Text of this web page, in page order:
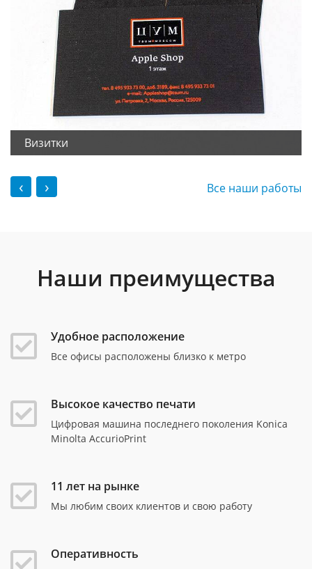
Визитки
‹ › Все наши работы
Наши преимущества
Удобное расположение
Все офисы расположены близко к метро
Высокое качество печати
Цифровая машина последнего поколения Konica
Minolta AccurioPrint
11 лет на рынке
Мы любим своих клиентов и свою работу
Оперативность